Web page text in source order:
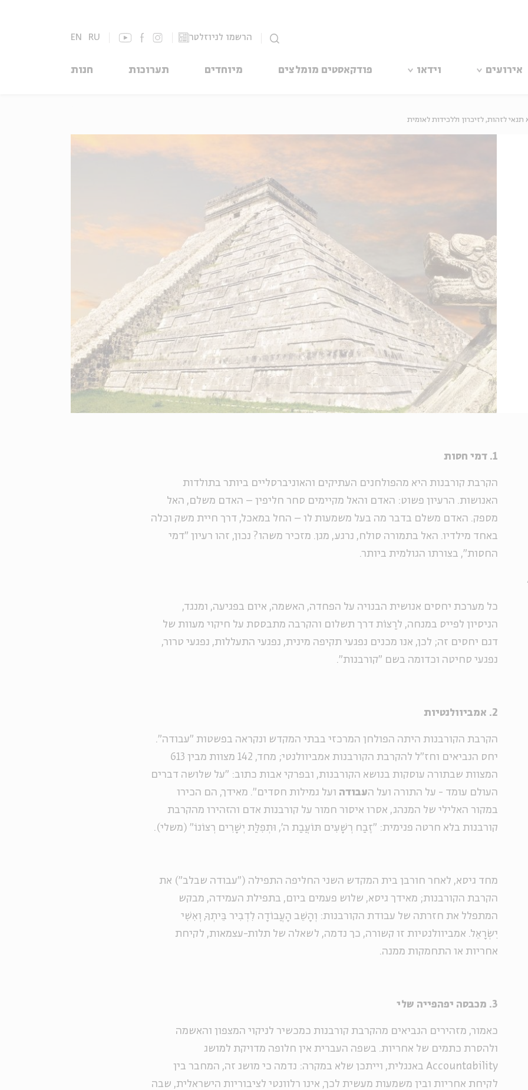
הרשמו לניוזלטר EN RU
אירועים וידאו פודקאסטים מומלצים מיוחדים תערוכות חנות
לזהות, לזיכרון וללכידות לאומית
1. דמי חסות
הקרבת קורבנות היא מהפולחנים העתיקים והאוניברסליים ביותר בתולדות
האנושות. הרעיון פשוט: האדם והאל מקיימים סחר חליפין – האדם משלם, האל
מספק. האדם משלם בדבר מה בעל משמעות לו – החל במאכל, דרך חיית משק וכלה
באחד מילדיו. האל בתמורה סולח, נרגע, מגן. מזכיר משהו? נכון, זהו רעיון "דמי
החסות", בצורתו הגולמית ביותר.
כל מערכת יחסים אנושית הבנויה על הפחדה, האשמה, איום בפגיעה, ומנגד,
הניסיון לפייס במנחה, לרַצוֹת דרך תשלום והקרבה מתבססת על חיקוי מעוות של
דגם יחסים זה; לכן, אנו מכנים נפגעי תקיפה מינית, נפגעי התעללות, נפגעי טרור,
נפגעי סחיטה וכדומה בשם "קורבנות".
2. אמביוולנטיות
הקרבת הקורבנות היתה הפולחן המרכזי בבתי המקדש ונקראה בפשטות "עבודה".
יחס הנביאים וחז"ל להקרבת הקורבנות אמביוולנטי; מחד, 142 מצוות מבין 613
המצוות שבתורה עוסקות בנושא הקורבנות, ובפרקי אבות כתוב: "על שלושה דברים
העולם עומד - על התורה ועל העבודה ועל גמילות חסדים". מאידך, הם הכירו
במקור האלילי של המנהג, אסרו איסור חמור על קורבנות אדם והזהירו מהקרבת
קורבנות בלא חרטה פנימית: "זֶבַח רְשָׁעִים תּוֹעֲבַת ה', וּתְפִלַּת יְשָׁרִים רְצוֹנוֹ" (משלי).
מחד גיסא, לאחר חורבן בית המקדש השני החליפה התפילה ("עבודה שבלב") את
הקרבת הקורבנות; מאידך גיסא, שלוש פעמים ביום, בתפילת העמידה, מבקש
המתפלל את חזרתה של עבודת הקורבנות: וְהָשֵׁב הָעֲבוֹדָה לִדְבִיר בֵּיתְךָ, וְאִשִׁי
יִשְׂרָאֵל. אמביוולנטיות זו קשורה, כך נדמה, לשאלה של תלות-עצמאות, לקיחת
אחריות או התחמקות ממנה.
3. מכבסה יפהפייה שלי
כאמור, מזהירים הנביאים מהקרבת קורבנות כמכשיר לניקוי המצפון והאשמה
ולהסרת כתמים של אחריות. בשפה העברית אין חלופה מדויקת למושג
Accountability באנגלית, וייתכן שלא במקרה: נדמה כי מושג זה, המחבר בין
לקיחת אחריות ובין משמעות מעשית לכך, אינו רלוונטי לציבוריות הישראלית, שבה